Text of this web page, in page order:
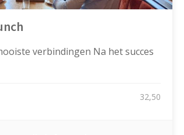
verbindingen Na het succes
32,50